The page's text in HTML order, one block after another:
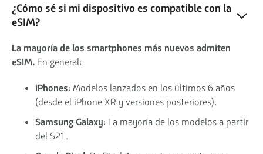
¿Cómo sé si mi dispositivo es compatible con la
eSIM?
La mayoría de los smartphones más nuevos admiten
eSIM. En general:
iPhones: Modelos lanzados en los últimos 6 años
(desde el iPhone XR y versiones posteriores).
Samsung Galaxy: La mayoría de los modelos a partir
del S21.